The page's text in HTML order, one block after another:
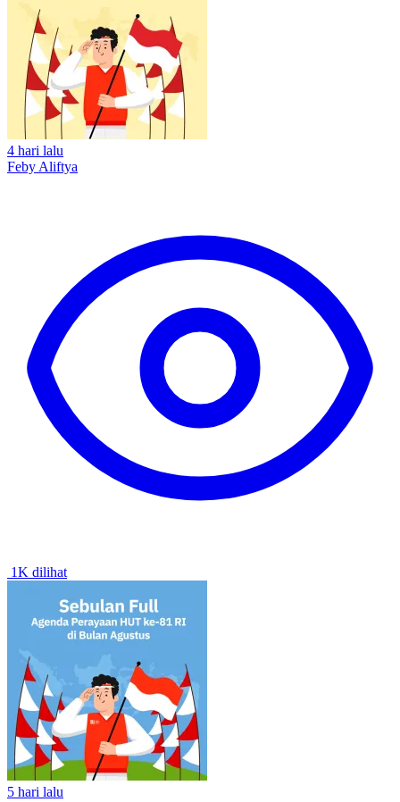
4 hari lalu
Feby Aliftya
1K dilihat
5 hari lalu